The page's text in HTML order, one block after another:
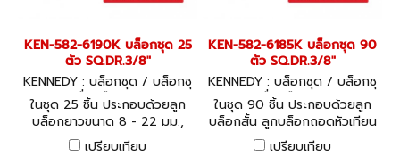
KEN-582-6190K บล็อกชุด 25
ตัว SQ.DR.3/8"
KENNEDY : บล็อกชุด / บล็อกชุ
ดพร้อมเครื่องมือ KEN-582-61
90K
ในชุด 25 ชิ้น ประกอบด้วยลูก
บล็อกยาวขนาด 8 - 22 มม.,
3/8 - 13/16 นิ้ว ด้ามและข้อต่อ
ในชุด
เปรียบเทียบ
KEN-582-6185K บล็อกชุด 90
ตัว SQ.DR.3/8"
KENNEDY : บล็อกชุด / บล็อกชุ
ดพร้อมเครื่องมือ KEN-582-61
85K
ในชุด 90 ชิ้น ประกอบด้วยลูก
บล็อกสั้น ลูกบล็อกถอดหัวเทียน
ลูกบล็อกหัวไขควง ด้ามและข้อ
ต่อในชุด
เปรียบเทียบ